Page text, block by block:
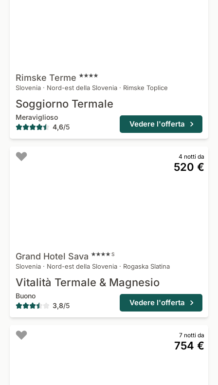
Rimske Terme
Slovenia · Nord-est della Slovenia · Rimske Toplice
Soggiorno Termale
Meraviglioso
4,6/5 Vedere l'offerta
4 notti da
520 €
Grand Hotel Sava S
Slovenia · Nord-est della Slovenia · Rogaska Slatina
Vitalità Termale & Magnesio
Buono
3,8/5 Vedere l'offerta
7 notti da
754 €